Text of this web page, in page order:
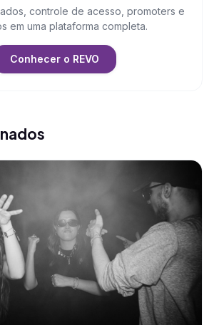
controle de acesso, promoters e
em uma plataforma completa.
Conhecer o REVO